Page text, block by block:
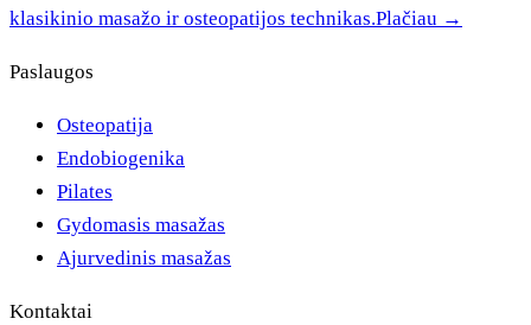
klasikinio masažo ir osteopatijos technikas.Plačiau →
Paslaugos
Osteopatija
Endobiogenika
Pilates
Gydomasis masažas
Ajurvedinis masažas
Kontaktai